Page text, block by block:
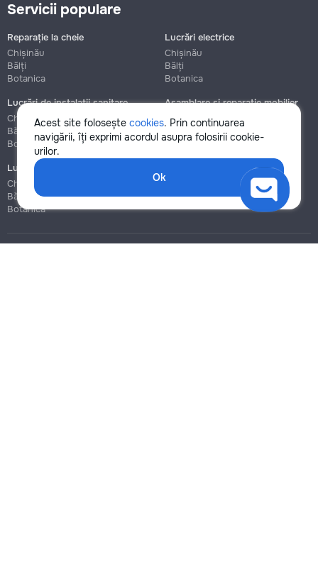
Acest site folosește cookies. Prin continuarea
navigării, îți exprimi acordul asupra folosirii cookie-
urilor.
Ok
Servicii populare
Reparație la cheie
Chișinău
Bălți
Botanica
Lucrări electrice
Chișinău
Bălți
Botanica
Lucrări de instalații sanitare
Chișinău
Bălți
Botanica
Asamblare și reparație mobilier
Chișinău
Botanica
Lucrări de construcție și instalare
Chișinău
Bălți
Botanica